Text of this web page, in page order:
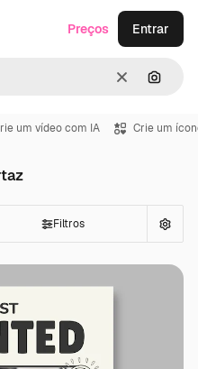
Limpar
Preços Entrar
um vídeo com IA Crie um
Filtros